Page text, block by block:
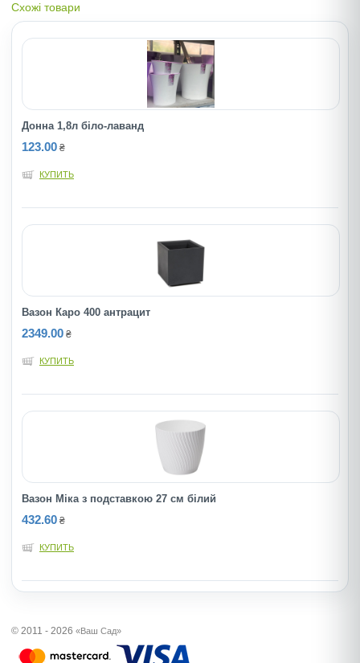
Схожі товари
Донна 1,8л бiло-лаванд
123.00 ₴
КУПИТЬ
Вазон Каро 400 антрацит
2349.00 ₴
КУПИТЬ
Вазон Міка з подставкою 27 см білий
432.60 ₴
КУПИТЬ
© 2011 - 2026 «Ваш Сад»